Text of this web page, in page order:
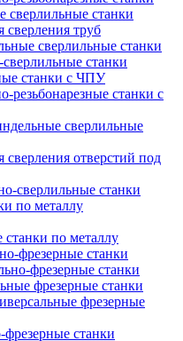
сверлильные станки
сверления труб
сверлильные станки
станки
станки с ЧПУ
резьбонарезные станки с
сверлильные
сверления отверстий под
сверлильные станки
по металлу
по металлу
фрезерные станки
фрезерные станки
фрезерные станки
фрезерные
станки